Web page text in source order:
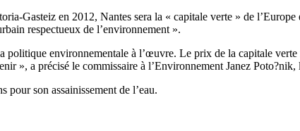
Gasteiz en 2012, Nantes sera la « capitale verte » de
respectueux de l’environnement ».
environnementale à l’œuvre. Le prix de la capitale
», a précisé le commissaire à l’Environnement Janez Poto?nik,
pour son assainissement de l’eau.